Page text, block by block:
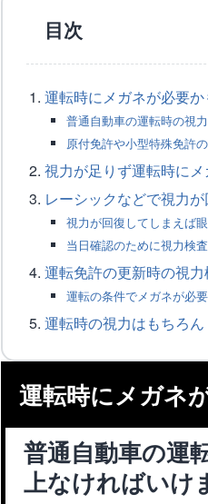
目次
運転時にメガネが必要
普通自動車の運転時の視
原付免許や小型特殊免許
視力が足りず運転時に
レーシックなどで視力
視力が回復してしまえば
当日確認のために視力検
運転免許の更新時の視
運転の条件でメガネが必
運転時の視力はもちろ
運転時にメガネ
普通自動車の運
上なければいけ